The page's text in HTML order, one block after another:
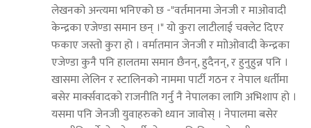
लेखनको अन्त्यमा भनिएको छ -"वर्तमानमा जेनजी र माओवादी
केन्द्रका एजेण्डा समान छन् ।‍" यो कुरा लाटीलाई चक्लेट दिएर
फकाए जस्तो कुरा हो । वर्मातमान जेनजी र माोओवादी केन्द्रका
एजेण्डा कुनै पनि हालतमा समान छैनन्, हुदैनन्, र हुनुहुन्न पनि ।
खासमा लेलिन र स्टालिनको नाममा पार्टी गठन र नेपाल धर्तीमा
बसेर मार्क्सवादको राजनीति गर्नु नै नेपालका लागि अभिशाप हो ।
यसमा पनि जेनजी युवाहरुको ध्यान जावोस् । नेपालमा बसेर